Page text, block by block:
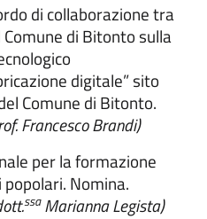
di collaborazione tra
di Bitonto sulla
digitale” sito
Comune di Bitonto.
Francesco Brandi)
per la formazione
Nomina.
ssaMarianna Legista)